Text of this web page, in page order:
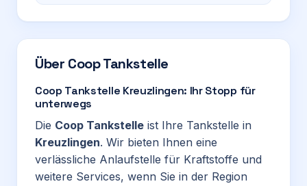
Über Coop Tankstelle
Coop Tankstelle Kreuzlingen: Ihr Stopp für
unterwegs
Die Coop Tankstelle ist Ihre Tankstelle in
Kreuzlingen. Wir bieten Ihnen eine
verlässliche Anlaufstelle für Kraftstoffe und
weitere Services, wenn Sie in der Region